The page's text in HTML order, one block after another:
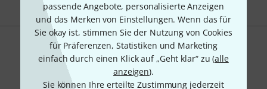
passende Angebote, personalisierte Anzeigen
und das Merken von Einstellungen. Wenn das für
Sie okay ist, stimmen Sie der Nutzung von Cookies
für Präferenzen, Statistiken und Marketing
einfach durch einen Klick auf „Geht klar“ zu (alle
anzeigen).
Sie können Ihre erteilte Zustimmung jederzeit
Gefällt Ihnen, was Sie sehen?
Teilen Hilfe & Feedback